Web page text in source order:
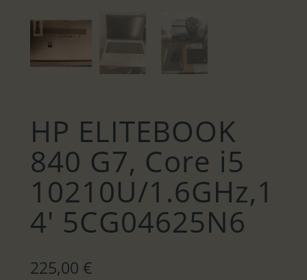
HP ELITEBOOK
840 G7, Core i5
10210U/1.6GHz,1
4′ 5CG04625N6
225,00 €